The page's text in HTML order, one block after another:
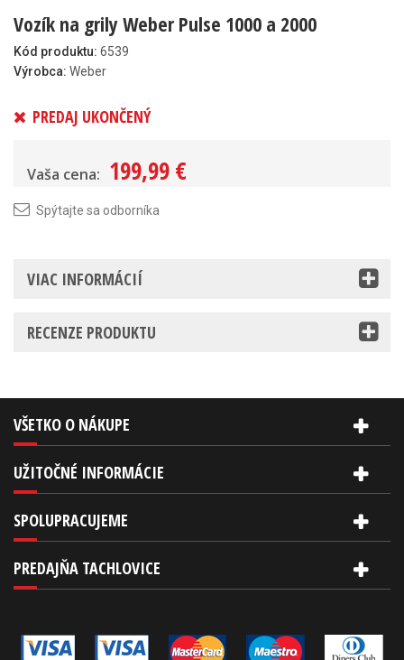
Vozík na grily Weber Pulse 1000 a 2000
Kód produktu: 6539
Výrobca: Weber
PREDAJ UKONČENÝ
Vaša cena: 199,99 €
Spýtajte sa odborníka
VIAC INFORMÁCIÍ
RECENZE PRODUKTU
VŠETKO O NÁKUPE
UŽITOČNÉ INFORMÁCIE
SPOLUPRACUJEME
PREDAJŇA TACHLOVICE